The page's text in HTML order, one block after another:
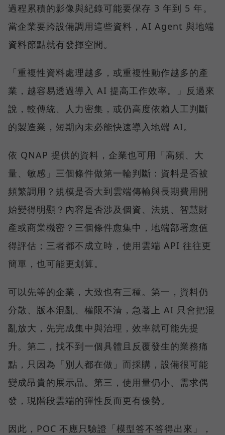
過程累積的影像與紀錄可能要保存 3 年到 5 年。
當企業要跨設備調用這些資料，AI Agent 與地端
資料節點就有發揮空間。
「重複性資料處理越多，或重複性動作越多的產
業，越容易透過導入 AI 提高工作效率。」反過來
說，較傳統、人力密集，或仍高度依賴人工判斷
的製造業，短期內未必能快速導入地端 AI。
依 QNAP 提供的資料，企業也可用「高頻、大
量、敏感」三個條件做第一輪判斷：資料是否被
頻繁調用？規模是否大到雲端傳輸與長期費用開
始變得明顯？內容是否涉及個資、法規、智慧財
產或商業機密？三個條件愈集中，地端部署愈值
得評估；三者都不成立時，使用雲端 API 往往更
簡單，也可能更划算。
可以先等的企業，大致也有三種。第一，資料仍
分散、版本混亂、權限不清，急著上 AI 只會把混
亂放大，先完成集中與治理，效率就可能先提
升。第二，找不到一個具體且反覆發生的業務痛
點，只因為「別人都在做」而採購，設備很可能
變成昂貴的展示品。第三，使用量仍小、需求偶
發，現階段雲端的彈性反而更有優勢。
因此，POC 不應只驗證「模型答不答得出來」，